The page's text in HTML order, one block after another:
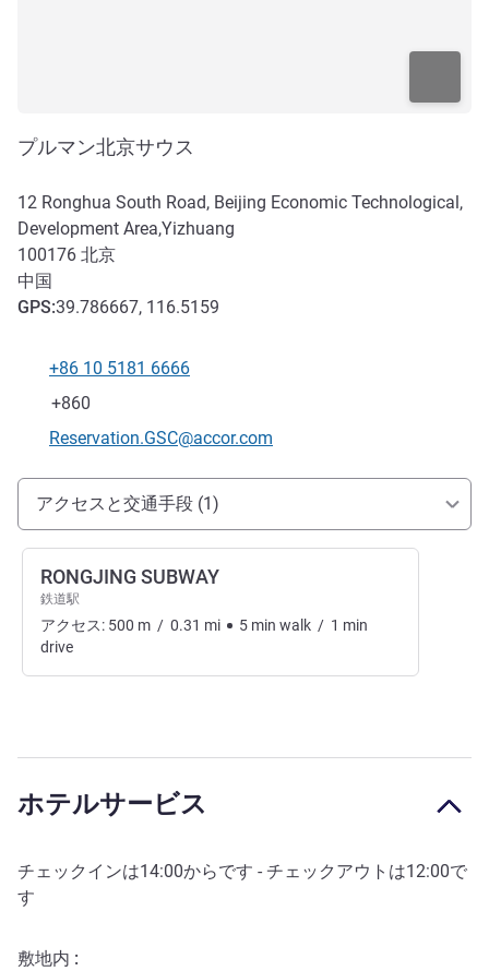
プルマン北京サウス
12 Ronghua South Road, Beijing Economic Technological,
Development Area,Yizhuang
100176 北京
中国
GPS:39.786667, 116.5159
電話番号
+86 10 5181 6666
ファックス
+860
Eメール
Reservation.GSC@accor.com
アクセスと交通機関
アクセスと交通手段 (1)
RONGJING SUBWAY
鉄道駅
アクセス: 500 m / 0.31 mi 5 min walk / 1 min
drive
ホテルサービス
チェックインは14:00からです - チェックアウトは12:00で
す
敷地内